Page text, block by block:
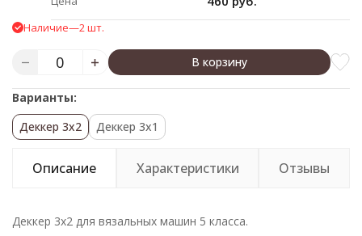
Наличие—2 шт.
В корзину
Варианты:
Деккер 3х2
Деккер 3х1
Описание Характеристики Отзывы
Деккер 3х2 для вязальных машин 5 класса.